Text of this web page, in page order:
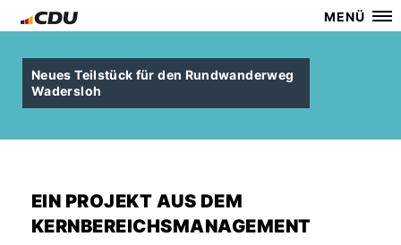
MENÜ
Neues Teilstück für den Rundwanderweg
Wadersloh
EIN PROJEKT AUS DEM
KERNBEREICHSMANAGEMENT